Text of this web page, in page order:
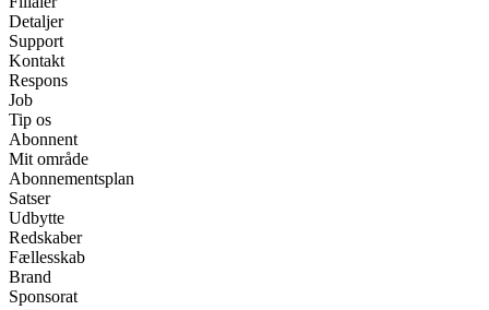
Detaljer
Support
Kontakt
Respons
Job
Tip os
Abonnent
Mit område
Abonnementsplan
Satser
Udbytte
Redskaber
Fællesskab
Brand
Sponsorat